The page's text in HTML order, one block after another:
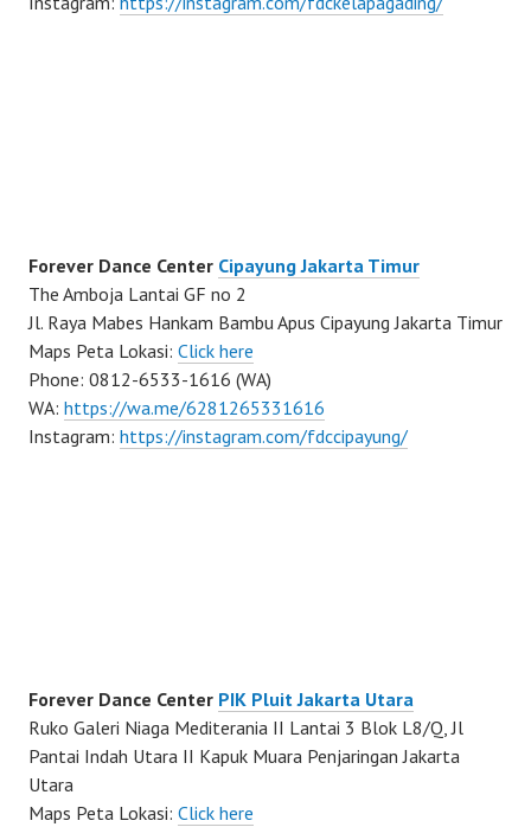
Forever Dance Center Cipayung Jakarta Timur
The Amboja Lantai GF no 2
Jl. Raya Mabes Hankam Bambu Apus Cipayung Jakarta Timur
Maps Peta Lokasi: Click here
Phone: 0812-6533-1616 (WA)
WA: https://wa.me/6281265331616
Instagram: https://instagram.com/fdccipayung/
Forever Dance Center PIK Pluit Jakarta Utara
Ruko Galeri Niaga Mediterania II Lantai 3 Blok L8/Q, Jl
Pantai Indah Utara II Kapuk Muara Penjaringan Jakarta
Utara
Maps Peta Lokasi: Click here